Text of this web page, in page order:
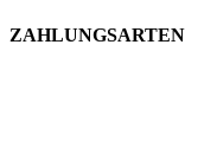
ZAHLUNGSARTEN